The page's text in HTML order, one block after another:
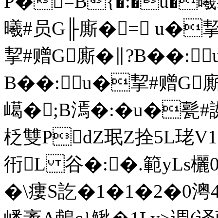
曦#员G╟廝�= u�
挈#赠G廝�
B��:u�挈#赠G
嶱�;B漹�:�u�甏#
柉雙PdZ珉Z拴5L珯
衎L 谷�:�.範yLs
�\瘻S訖�1�1�2�0澚